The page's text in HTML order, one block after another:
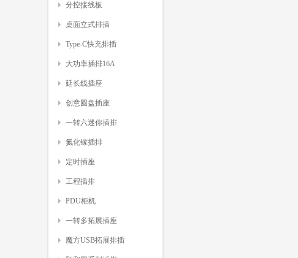
分控接线板
桌面立式排插
Type-C快充排插
大功率插排16A
延长线插座
创意圆盘插座
一转六迷你插排
氮化镓插排
定时插座
工程插排
PDU柜机
一转多拓展插座
魔方USB拓展排插